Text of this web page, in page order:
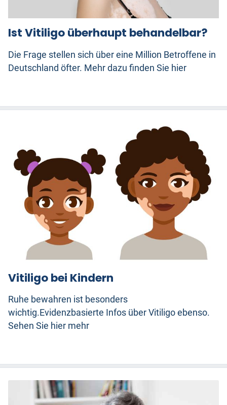
Ist Vitiligo überhaupt behandelbar?
Die Frage stellen sich über eine Million Betroffene in
Deutschland öfter. Mehr dazu finden Sie hier
Vitiligo bei Kindern
Ruhe bewahren ist besonders
wichtig.Evidenzbasierte Infos über Vitiligo ebenso.
Sehen Sie hier mehr